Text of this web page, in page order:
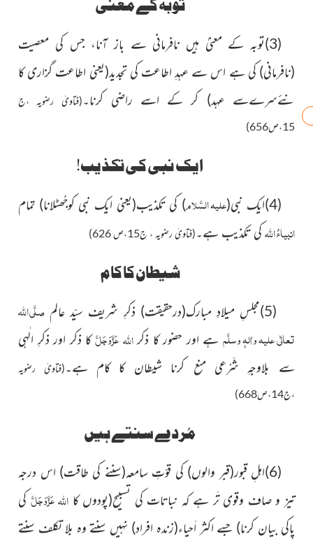
توبہ کے معنٰی
(3)توبہ کے معنیٰ ہیں نافرمانی سے باز آنا، جس کی معصیت
(نافرمانی) کی ہے اس سے عہدِ اطاعت کی تجدید(یعنی اطاعت گزاری کا
نئےسرےسے عہد) کر کے اسے راضی کرنا۔(فتاویٰ رضویہ ،ج
15،ص656)
ایک نبی کی تکذیب!
(4)ایک نبی (علیہ السَّلام) کی تکذیب(یعنی ایک نبی کوجُھٹلانا) تمام
انبیاءُاللہکی تکذیب ہے۔(فتاویٰ رضویہ ، ج15،ص 626)
شیطان کا کام
(5)مجلسِ میلادِ مبارک (درحقیقت) ذکرِ شریف سیّد عالم صلَّی اللہ
تعالٰی علیہ واٰلہٖ وسلَّم ہے اور حضور کا ذکراللہعَزَّوَجَلَّکا ذکر اور ذکرِ الٰہی
سے بلاوجہِ شَرْعی منع کرنا شیطان کا کام ہے۔(فتاویٰ رضویہ
،ج14،ص668)
مُردے سنتے ہیں
(6)اہلِ قبور (قبر والوں) کی قوّتِ سامعہ(سننے کی طاقت) اس درجہ
تیز و صاف وقوی تَر ہے کہ نباتات کی تسبیح(پودوں کا اللہعَزَّوَجَلَّ کی
پاکی بیان کرنا) جسے اکثر اَحیاء(زندہ افراد) نہیں سنتے وہ بلا تکلف سنتے